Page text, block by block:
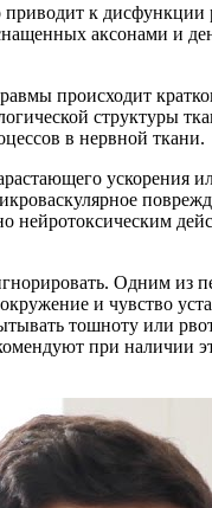
к
аксонами и
происходит
структуры
в нервной ткани.
нейротоксическим
Одним из
и чувство
тошноту или
при наличии